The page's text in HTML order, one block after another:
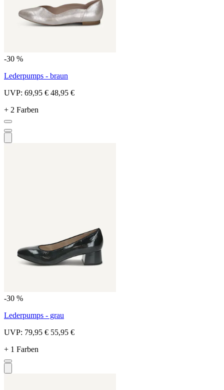
-30 %
Lederpumps - braun
UVP: 69,95 € 48,95 €
+ 2 Farben
-30 %
Lederpumps - grau
UVP: 79,95 € 55,95 €
+ 1 Farben